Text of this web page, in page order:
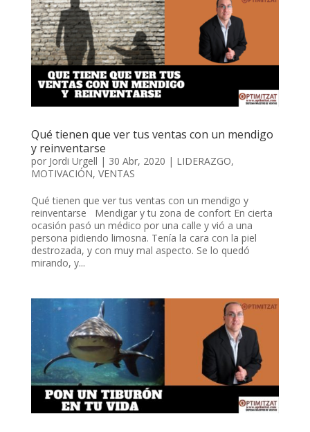
Qué tienen que ver tus ventas con un mendigo
y reinventarse
por Jordi Urgell | 30 Abr, 2020 | LIDERAZGO,
MOTIVACIÓN, VENTAS
Qué tienen que ver tus ventas con un mendigo y
reinventarse Mendigar y tu zona de confort En cierta
ocasión pasó un médico por una calle y vió a una
persona pidiendo limosna. Tenía la cara con la piel
destrozada, y con muy mal aspecto. Se lo quedó
mirando, y...